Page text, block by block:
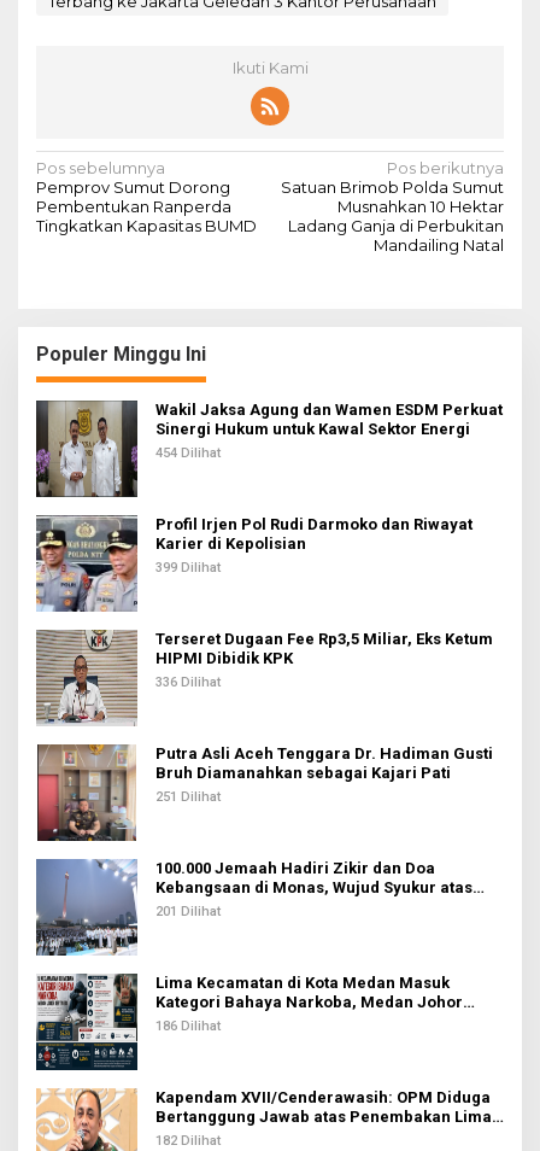
Ikuti Kami
N
a
v
a
s
i
p
o
s
Pos sebelumnya
Pemprov Sumut Dorong
Pembentukan Ranperda
Tingkatkan Kapasitas BUMD
Pos berikutnya
Satuan Brimob Polda Sumut
Musnahkan 10 Hektar
Ladang Ganja di Perbukitan
Mandailing Natal
Populer Minggu Ini
Wakil Jaksa Agung dan Wamen ESDM Perkuat
Sinergi Hukum untuk Kawal Sektor Energi
454 Dilihat
Profil Irjen Pol Rudi Darmoko dan Riwayat
Karier di Kepolisian
399 Dilihat
Terseret Dugaan Fee Rp3,5 Miliar, Eks Ketum
HIPMI Dibidik KPK
336 Dilihat
Putra Asli Aceh Tenggara Dr. Hadiman Gusti
Bruh Diamanahkan sebagai Kajari Pati
251 Dilihat
100.000 Jemaah Hadiri Zikir dan Doa
Kebangsaan di Monas, Wujud Syukur atas
Kemerdekaan Indonesia
201 Dilihat
Lima Kecamatan di Kota Medan Masuk
Kategori Bahaya Narkoba, Medan Johor
Tertinggi
186 Dilihat
Kapendam XVII/Cenderawasih: OPM Diduga
Bertanggung Jawab atas Penembakan Lima
Pekerja di Tolikara
182 Dilihat